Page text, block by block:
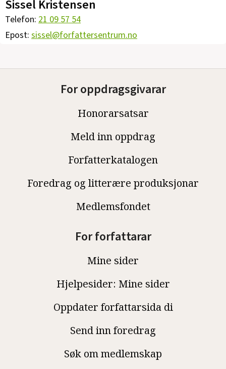
Sissel Kristensen
Telefon: 21 09 57 54
Epost: sissel@forfattersentrum.no
For oppdragsgivarar
Honorarsatsar
Meld inn oppdrag
Forfatterkatalogen
Foredrag og litterære produksjonar
Medlemsfondet
For forfattarar
Mine sider
Hjelpesider: Mine sider
Oppdater forfattarsida di
Send inn foredrag
Søk om medlemskap